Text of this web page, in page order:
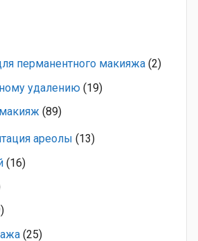
перманентного макияжа (2)
удалению (19)
(89)
ареолы (13)
(16)
(25)